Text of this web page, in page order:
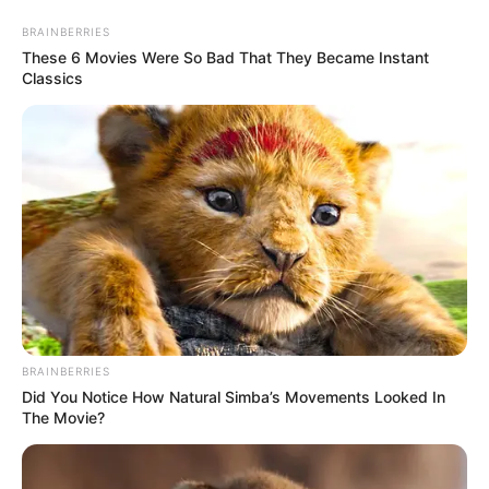
content
Gazeta Sport Ekspres, gjithçka online
Home
Futboll Bota
“Championsi është si tenisi! Te PSG nuk kuptojnë as Nejmarin”
BRAINBERRIES
These 6 Movies Were So Bad That They Became Instant
Classics
BRAINBERRIES
Did You Notice How Natural Simba’s Movements Looked In
The Movie?